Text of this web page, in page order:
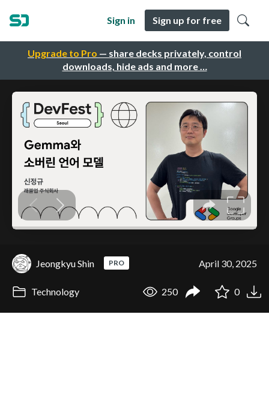
Upgrade to Pro — share decks privately, control
downloads, hide ads and more …
Sign in Sign up for free
Jeongkyu Shin PRO April 30, 2025
Technology 250 0